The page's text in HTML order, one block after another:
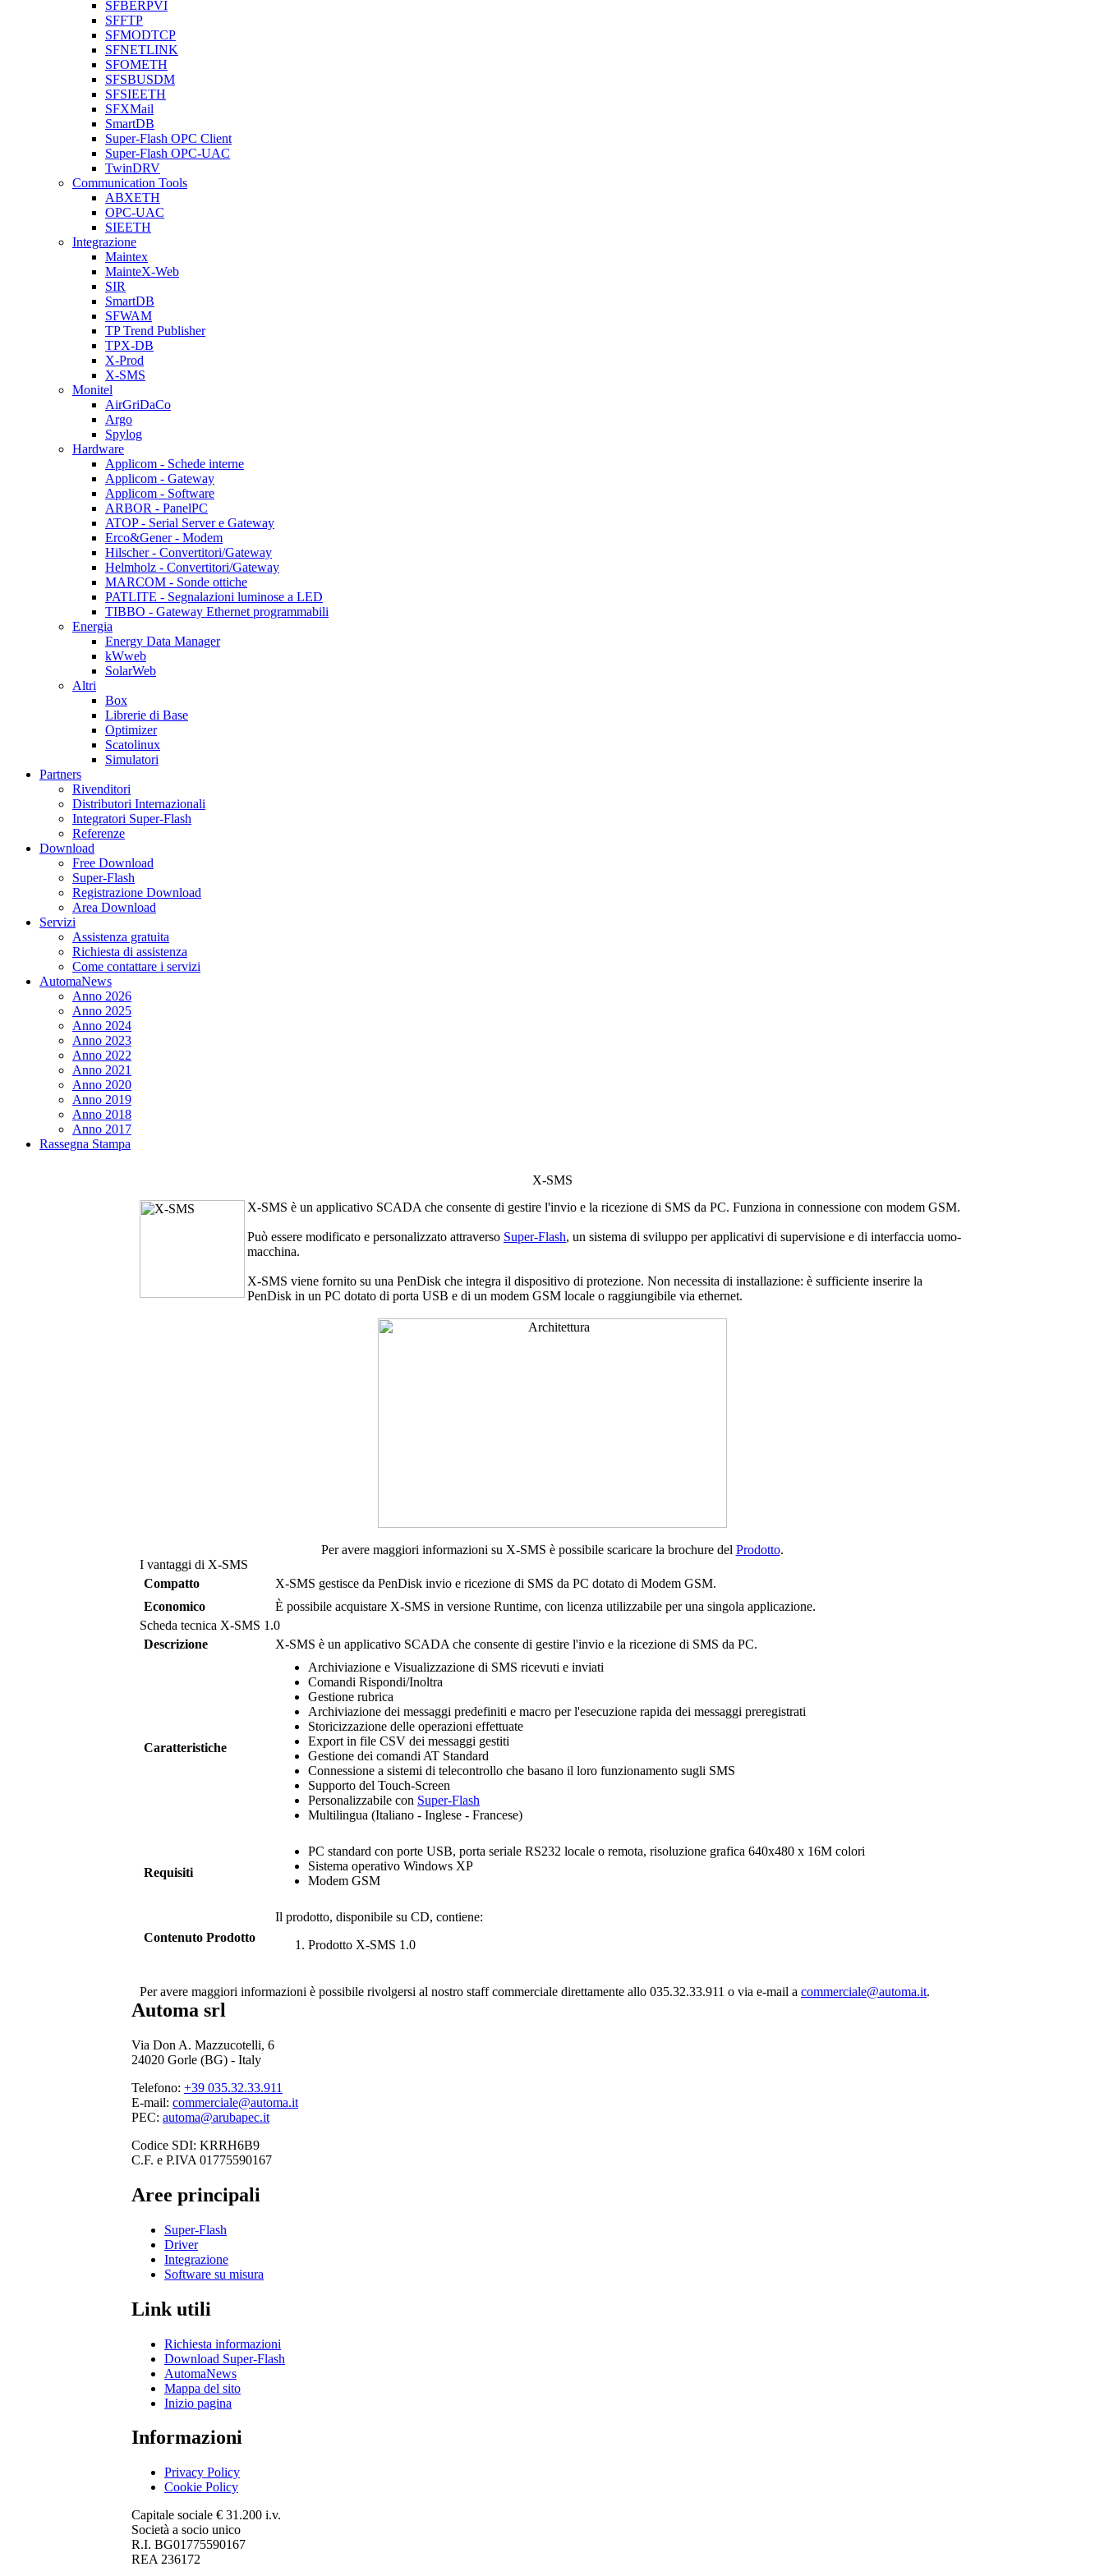
SFBERPVI
SFFTP
SFMODTCP
SFNETLINK
SFOMETH
SFSBUSDM
SFSIEETH
SFXMail
SmartDB
Super-Flash OPC Client
Super-Flash OPC-UAC
TwinDRV
Communication Tools
ABXETH
OPC-UAC
SIEETH
Integrazione
Maintex
MainteX-Web
SIR
SmartDB
SFWAM
TP Trend Publisher
TPX-DB
X-Prod
X-SMS
Monitel
AirGriDaCo
Argo
Spylog
Hardware
Applicom - Schede interne
Applicom - Gateway
Applicom - Software
ARBOR - PanelPC
ATOP - Serial Server e Gateway
Erco&Gener - Modem
Hilscher - Convertitori/Gateway
Helmholz - Convertitori/Gateway
MARCOM - Sonde ottiche
PATLITE - Segnalazioni luminose a LED
TIBBO - Gateway Ethernet programmabili
Energia
Energy Data Manager
kWweb
SolarWeb
Altri
Box
Librerie di Base
Optimizer
Scatolinux
Simulatori
Partners
Rivenditori
Distributori Internazionali
Integratori Super-Flash
Referenze
Download
Free Download
Super-Flash
Registrazione Download
Area Download
Servizi
Assistenza gratuita
Richiesta di assistenza
Come contattare i servizi
AutomaNews
Anno 2026
Anno 2025
Anno 2024
Anno 2023
Anno 2022
Anno 2021
Anno 2020
Anno 2019
Anno 2018
Anno 2017
Rassegna Stampa
X-SMS
X-SMS è un applicativo SCADA che consente di gestire l'invio e la ricezione di SMS da PC. Funziona in connessione con modem GSM.
Può essere modificato e personalizzato attraverso Super-Flash, un sistema di sviluppo per applicativi di supervisione e di interfaccia uomo-
macchina.
X-SMS viene fornito su una PenDisk che integra il dispositivo di protezione. Non necessita di installazione: è sufficiente inserire la
PenDisk in un PC dotato di porta USB e di un modem GSM locale o raggiungibile via ethernet.
Per avere maggiori informazioni su X-SMS è possibile scaricare la brochure del Prodotto.
I vantaggi di X-SMS
Compatto
X-SMS gestisce da PenDisk invio e ricezione di SMS da PC dotato di Modem GSM.
Economico
È possibile acquistare X-SMS in versione Runtime, con licenza utilizzabile per una singola applicazione.
Scheda tecnica X-SMS 1.0
Descrizione
X-SMS è un applicativo SCADA che consente di gestire l'invio e la ricezione di SMS da PC.
Caratteristiche
Archiviazione e Visualizzazione di SMS ricevuti e inviati
Comandi Rispondi/Inoltra
Gestione rubrica
Archiviazione dei messaggi predefiniti e macro per l'esecuzione rapida dei messaggi preregistrati
Storicizzazione delle operazioni effettuate
Export in file CSV dei messaggi gestiti
Gestione dei comandi AT Standard
Connessione a sistemi di telecontrollo che basano il loro funzionamento sugli SMS
Supporto del Touch-Screen
Personalizzabile con Super-Flash
Multilingua (Italiano - Inglese - Francese)
Requisiti
PC standard con porte USB, porta seriale RS232 locale o remota, risoluzione grafica 640x480 x 16M colori
Sistema operativo Windows XP
Modem GSM
Contenuto Prodotto
Il prodotto, disponibile su CD, contiene:
Prodotto X-SMS 1.0
Per avere maggiori informazioni è possibile rivolgersi al nostro staff commerciale direttamente allo 035.32.33.911 o via e-mail a commerciale@automa.it.
Automa srl
Via Don A. Mazzucotelli, 6
24020 Gorle (BG) - Italy
Telefono: +39 035.32.33.911
E-mail: commerciale@automa.it
PEC: automa@arubapec.it
Codice SDI: KRRH6B9
C.F. e P.IVA 01775590167
Aree principali
Super-Flash
Driver
Integrazione
Software su misura
Link utili
Richiesta informazioni
Download Super-Flash
AutomaNews
Mappa del sito
Inizio pagina
Informazioni
Privacy Policy
Cookie Policy
Capitale sociale € 31.200 i.v.
Società a socio unico
R.I. BG01775590167
REA 236172